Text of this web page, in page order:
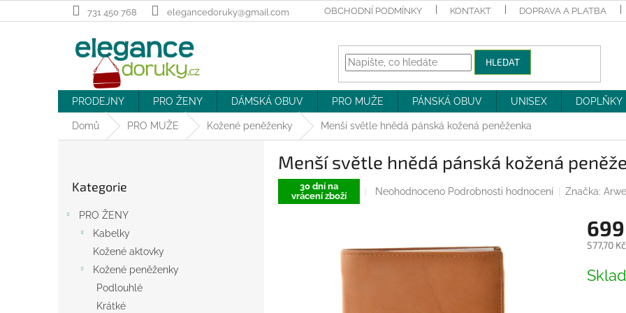
na
731 450 768 elegancedoruky@gmail.com OBCHODNÍ PODMÍNKY KONTAKT DOPRAVA A PLATBA
HLEDAT
PRODEJNY PRO ŽENY DÁMSKÁ OBUV PRO MUŽE PÁNSKÁ OBUV UNISEX DOPLŇKY
Domů PRO MUŽE Kožené peněženky Menší světle hnědá pánská kožená peněženka
kategorie
Kategorie
PRO ŽENY
Kabelky
Kožené aktovky
Kožené peněženky
Podlouhlé
Krátké
Menší světle hnědá pánská kožená
30 dní na
vrácení zboží
Průměrné
Neohodnoceno Podrobnosti hodnocení Značka:Arwel
577,70
cena: